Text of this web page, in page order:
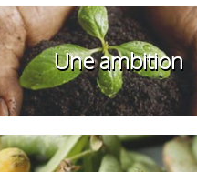
Une ambition